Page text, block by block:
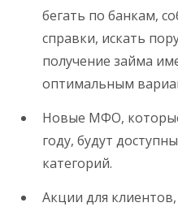
бегать по банкам,
справки, искать
получение займа
оптимальным
Новые МФО, которые
году, будут
категорий.
Акции для